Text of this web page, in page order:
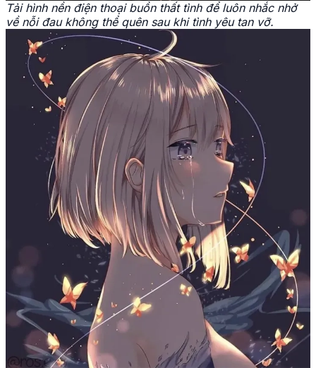
Tải hình nền điện thoại buồn thất tình để luôn nhắc nhở
về nỗi đau không thể quên sau khi tình yêu tan vỡ.